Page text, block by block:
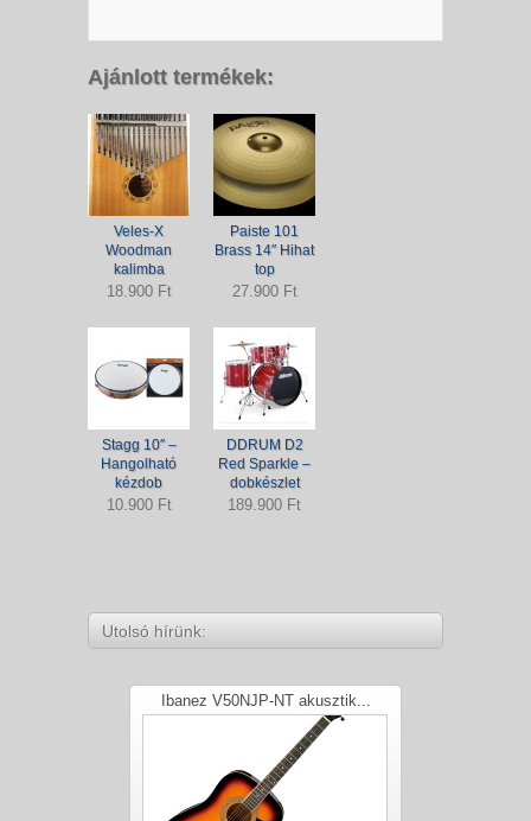
Ajánlott termékek:
Veles-X
Woodman
kalimba
18.900 Ft
Paiste 101
Brass 14″ Hihat
top
27.900 Ft
Stagg 10″ –
Hangolható
kézdob
10.900 Ft
DDRUM D2
Red Sparkle –
dobkészlet
189.900 Ft
Utolsó hírünk:
Ibanez V50NJP-NT akusztik...